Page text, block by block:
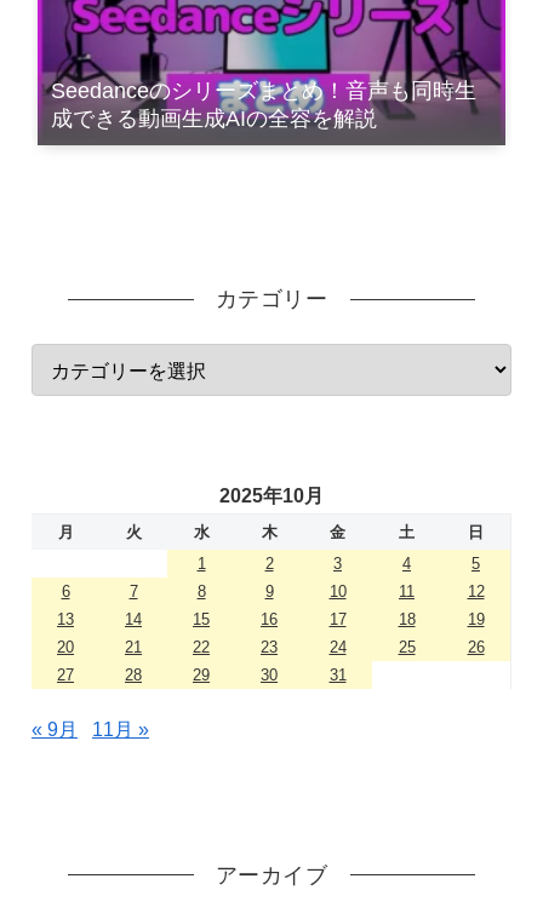
Seedanceのシリーズまとめ！音声も同時生
成できる動画生成AIの全容を解説
カテゴリー
2025年10月
月 火 水 木 金 土
日
1
2 3 4
5
6
7 8 9 10 11
12
13
14 15 16 17 18
19
20
21 22 23 24 25
26
27
28 29 30 31
« 9月 11月 »
アーカイブ